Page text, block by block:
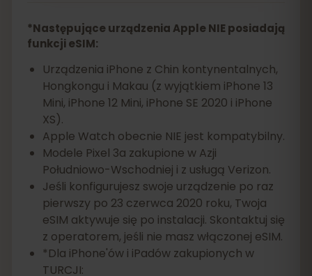
*Następujące urządzenia Apple NIE posiadają
funkcji eSIM:
Urządzenia iPhone z Chin kontynentalnych,
Hongkongu i Makau (z wyjątkiem iPhone 13
Mini, iPhone 12 Mini, iPhone SE 2020 i iPhone
XS).
Apple Watch obecnie NIE jest kompatybilny.
Modele Pixel 3a zakupione w Azji
Południowo-Wschodniej i z usługą Verizon.
Jeśli konfigurujesz swoje urządzenie po raz
pierwszy po 23 czerwca 2020 roku, Twoja
eSIM aktywuje się po instalacji. Skontaktuj się
z operatorem, jeśli nie masz włączonej eSIM.
*Dla iPhone'ów i iPadów zakupionych w
TURCJI: